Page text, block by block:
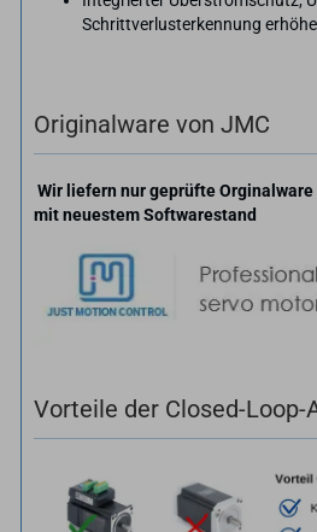
Schrittverlusterkennung
Originalware von JMC
Wir liefern nur geprüfte
mit neuestem Softwarestand
Vorteile der Closed-Loop-